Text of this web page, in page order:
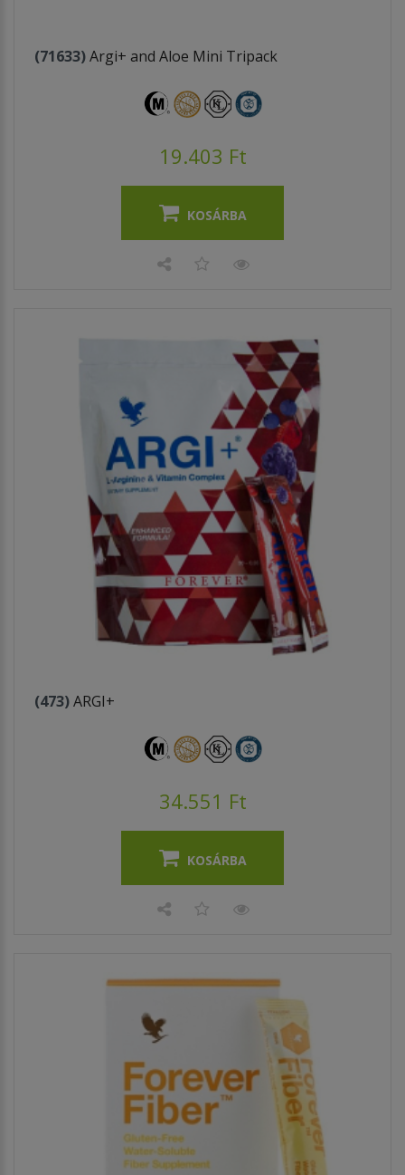
(71633)Argi+ and Aloe Mini Tripack
19.403 Ft
KOSÁRBA
(473)ARGI+
34.551 Ft
KOSÁRBA